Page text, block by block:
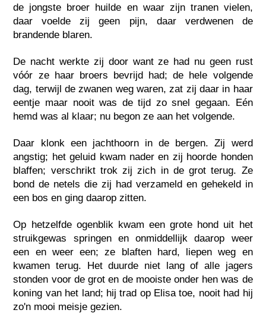
de jongste broer huilde en waar zijn tranen vielen,
daar voelde zij geen pijn, daar verdwenen de
brandende blaren.
De nacht werkte zij door want ze had nu geen rust
vóór ze haar broers bevrijd had; de hele volgende
dag, terwijl de zwanen weg waren, zat zij daar in haar
eentje maar nooit was de tijd zo snel gegaan. Eén
hemd was al klaar; nu begon ze aan het volgende.
Daar klonk een jachthoorn in de bergen. Zij werd
angstig; het geluid kwam nader en zij hoorde honden
blaffen; verschrikt trok zij zich in de grot terug. Ze
bond de netels die zij had verzameld en gehekeld in
een bos en ging daarop zitten.
Op hetzelfde ogenblik kwam een grote hond uit het
struikgewas springen en onmiddellijk daarop weer
een en weer een; ze blaften hard, liepen weg en
kwamen terug. Het duurde niet lang of alle jagers
stonden voor de grot en de mooiste onder hen was de
koning van het land; hij trad op Elisa toe, nooit had hij
zo'n mooi meisje gezien.